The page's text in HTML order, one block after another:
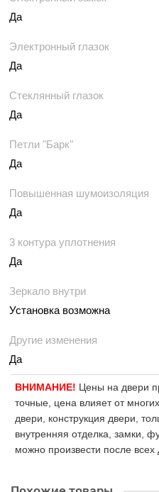
Да
Электронный глазок
Да
Стеклянный глазок
Да
Петли "Барк"
Да
Повышенная шумоизоляция
Да
3 контура уплотнения
Да
Зеркало внутри
Установка возможна
Другие
Да
ВНИМАНИЕ! Цены на двери
точные, цена влияет от
двери, конструкция двери,
внутренняя отделка, замки,
можно произвести после всех